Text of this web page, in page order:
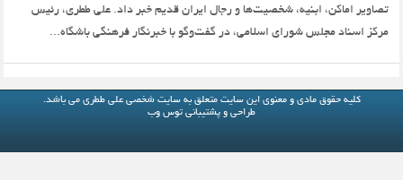
تصاویر اماکن‌، ابنیه‌، شخصیت‌ها و رجال ایران قدیم خبر داد. علی ططری، رئیس
مرکز اسناد مجلس شورای اسلامی، در گفت‌وگو با خبرنگار فرهنگی باشگاه...
کلیه حقوق مادی و معنوی این سایت متعلق بهسایت شخصی علی ططری می باشد.
طراحی و پشتیبانی توس وب